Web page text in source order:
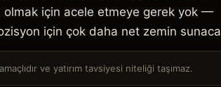
olmak için acele etmeye gerek yok —
için çok daha net zemin
ve yatırım tavsiyesi niteliği taşımaz.